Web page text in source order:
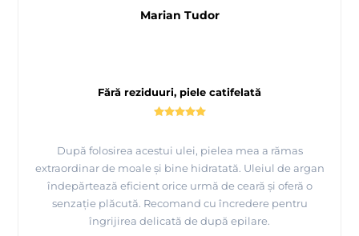
Fără reziduuri, piele catifelată
După folosirea acestui ulei, pielea mea a rămas
extraordinar de moale și bine hidratată. Uleiul de argan
îndepărtează eficient orice urmă de ceară și oferă o
senzație plăcută. Recomand cu încredere pentru
îngrijirea delicată de după epilare.
Marian Tudor